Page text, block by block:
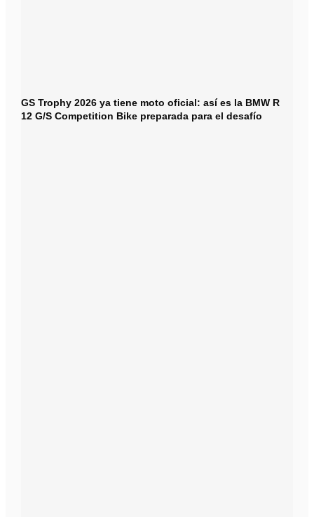
GS Trophy 2026 ya tiene moto oficial: así es la BMW R
12 G/S Competition Bike preparada para el desafío